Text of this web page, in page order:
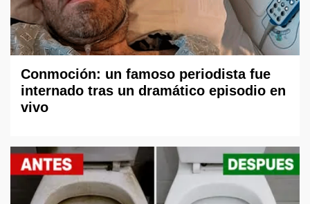
Conmoción: un famoso periodista fue
internado tras un dramático episodio en
vivo